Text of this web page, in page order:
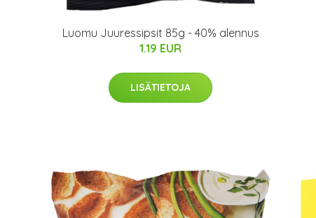
Luomu Juuressipsit 85g - 40% alennus
1.19 EUR
LISÄTIETOJA